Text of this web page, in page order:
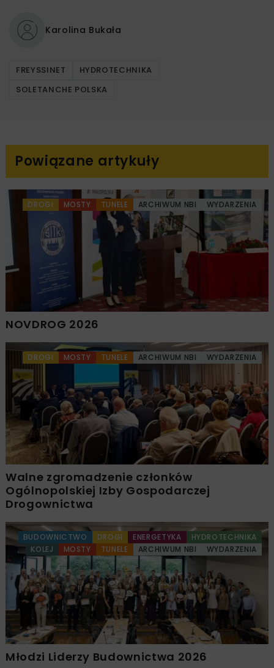
Karolina Bukała
FREYSSINET
HYDROTECHNIKA
SOLETANCHE POLSKA
Powiązane artykuły
DROGI MOSTY TUNELE ARCHIWUM NBI WYDARZENIA
NOVDROG 2026
DROGI MOSTY TUNELE ARCHIWUM NBI WYDARZENIA
Walne zgromadzenie członków
Ogólnopolskiej Izby Gospodarczej
Drogownictwa
BUDOWNICTWO DROGI ENERGETYKA
HYDROTECHNIKA
KOLEJ
MOSTY TUNELE ARCHIWUM NBI WYDARZENIA
Młodzi Liderzy Budownictwa 2026